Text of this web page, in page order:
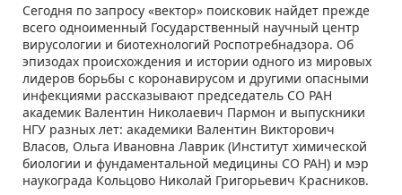
​​Сегодня по запросу «вектор» поисковик найдет прежде
всего одноименный Государственный научный центр
вирусологии и биотехнологий Роспотребнадзора. Об
эпизодах происхождения и истории одного из мировых
лидеров борьбы с коронавирусом и другими опасными
инфекциями рассказывают председатель СО РАН
академик Валентин Николаевич Пармон​ и выпускники
НГУ разных лет: академики Валентин Викторович
Власов, Ольга Ивановна Лаврик (Институт химической
биологии и фундаментальной медицины СО РАН) и мэр
наукограда Кольцово Николай Григорьевич Красников.